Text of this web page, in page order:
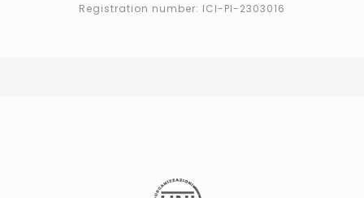
Registration number: ICI-PI-2303016